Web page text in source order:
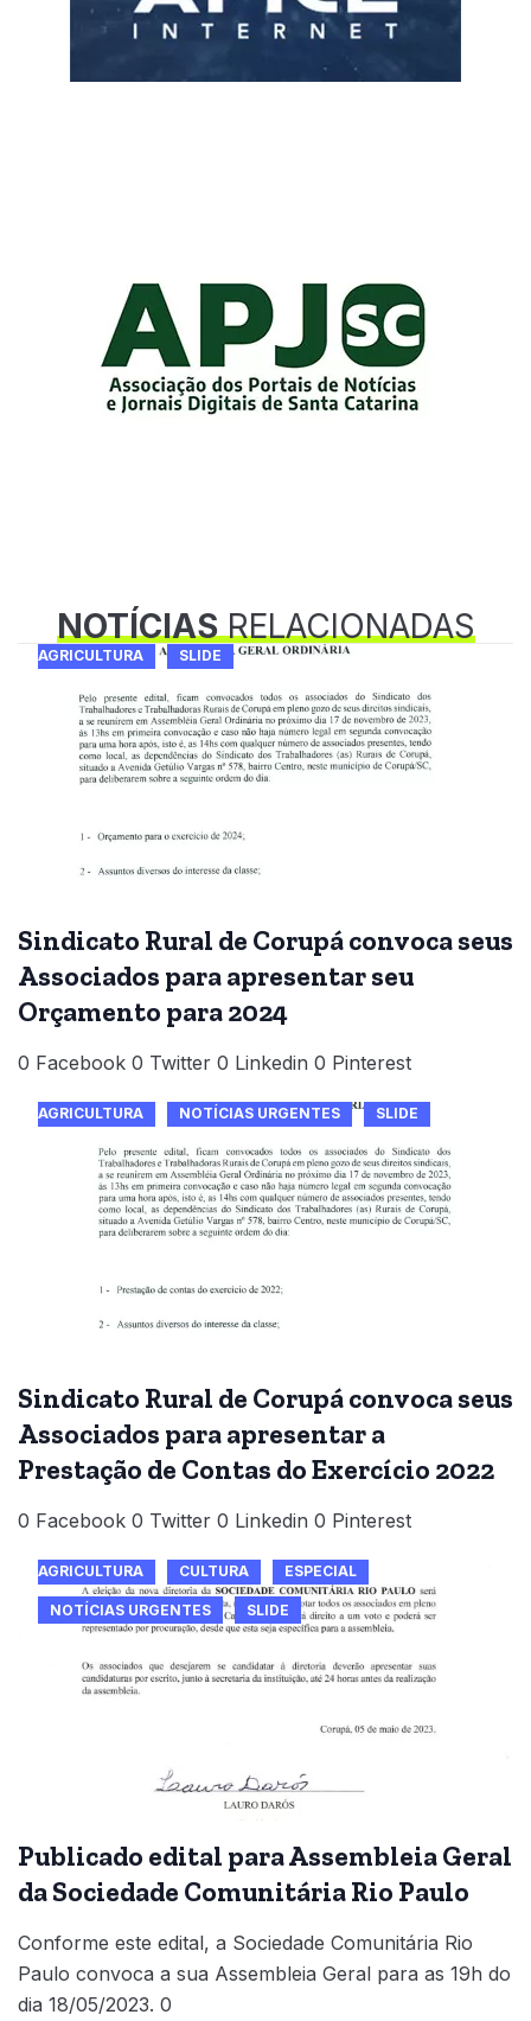
NOTÍCIASRELACIONADAS
AGRICULTURA SLIDE
Sindicato Rural de Corupá convoca seus
Associados para apresentar seu
Orçamento para 2024
0 Facebook 0 Twitter 0 Linkedin 0 Pinterest
AGRICULTURA NOTÍCIAS URGENTES SLIDE
Sindicato Rural de Corupá convoca seus
Associados para apresentar a
Prestação de Contas do Exercício 2022
0 Facebook 0 Twitter 0 Linkedin 0 Pinterest
AGRICULTURA CULTURA ESPECIAL
NOTÍCIAS URGENTES SLIDE
Publicado edital para Assembleia Geral
da Sociedade Comunitária Rio Paulo
Conforme este edital, a Sociedade Comunitária Rio
Paulo convoca a sua Assembleia Geral para as 19h do
dia 18/05/2023. 0